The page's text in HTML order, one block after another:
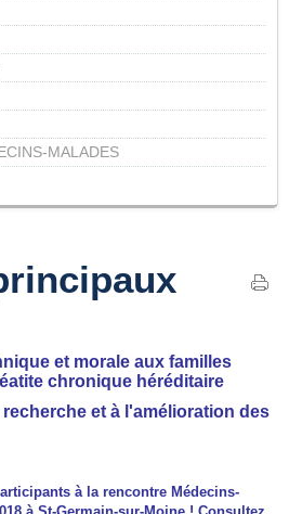
MALADES
et morale aux familles
chronique héréditaire
et à l'amélioration des
à la rencontre Médecins-